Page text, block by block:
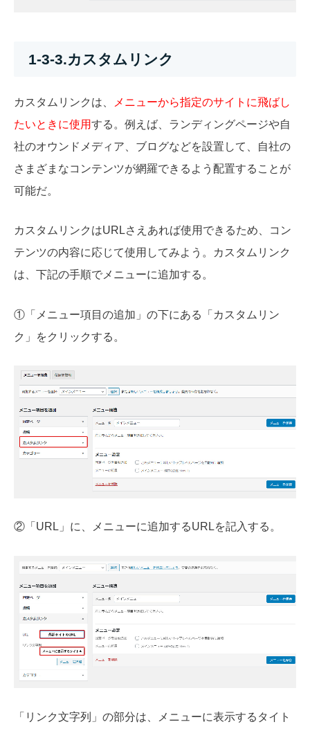
1-3-3.カスタムリンク
カスタムリンクは、
メニューから指定のサイトに飛ばし
たいときに使用する。例えば、ランディングページや自
社のオウンドメディア、ブログなどを設置して、自社の
さまざまなコンテンツが網羅できるよう配置することが
可能だ。
カスタムリンクはURLさえあれば使用できるため、コン
テンツの内容に応じて使用してみよう。カスタムリンク
は、下記の手順でメニューに追加する。
①「メニュー項目の追加」の下にある「カスタムリン
ク」をクリックする。
②「URL」に、メニューに追加するURLを記入する。
「リンク文字列」の部分は、メニューに表示するタイト